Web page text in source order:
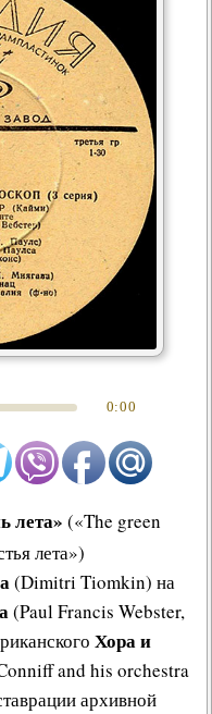
0:00
лета» («The green
лета»)
(Dimitri Tiomkin) на
(Paul Francis Webster,
Хора и
and his orchestra
архивной